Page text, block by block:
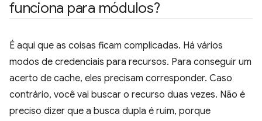
funciona para módulos?
É aqui que as coisas ficam complicadas. Há vários
modos de credenciais para recursos. Para conseguir um
acerto de cache, eles precisam corresponder. Caso
contrário, você vai buscar o recurso duas vezes. Não é
preciso dizer que a busca dupla é ruim, porque